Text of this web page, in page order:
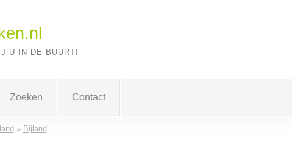
U IN DE BUURT!
Zoeken Contact
» Bijland